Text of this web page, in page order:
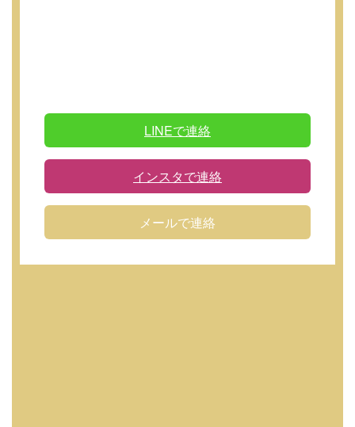
LINEで連絡
インスタで連絡
メールで連絡